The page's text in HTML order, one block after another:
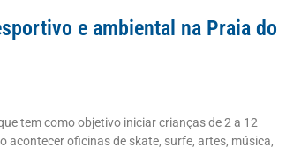
e ambiental na Praia do
tem como objetivo iniciar crianças de 2 a 12
oficinas de skate, surfe, artes, música,